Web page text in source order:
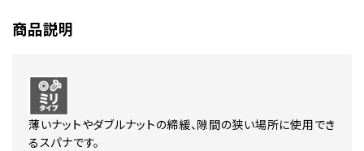
商品説明
薄いナットやダブルナットの締緩、隙間の狭い場所に使用でき
るスパナです。